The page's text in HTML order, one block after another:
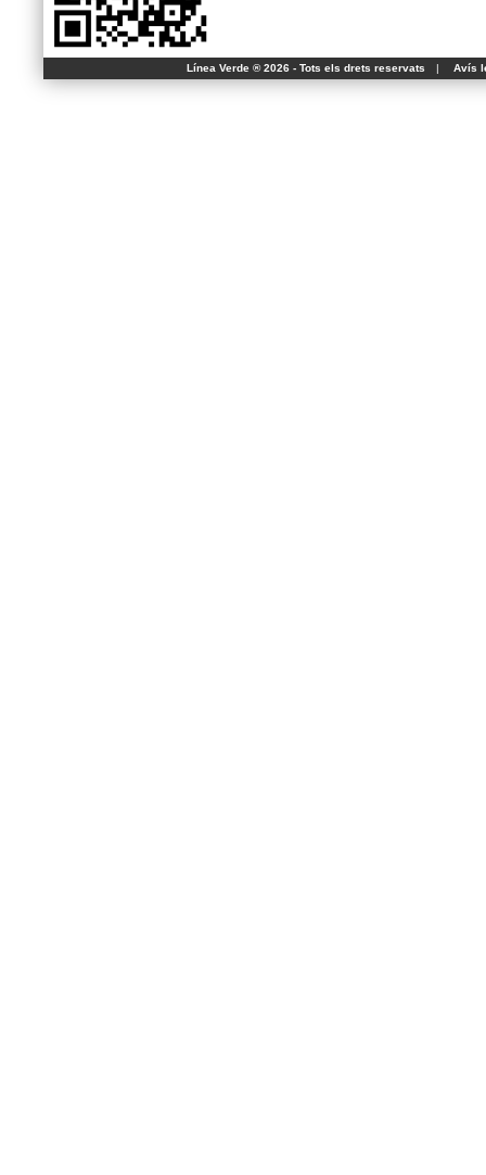
Línea Verde ® 2026 - Tots els drets reservats | Avís